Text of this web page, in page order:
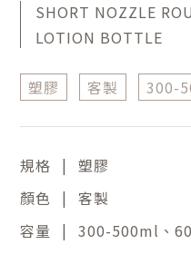
SHORT NOZZLE
LOTION BOTTLE
塑膠 客製 300-
規格 | 塑膠
顏色 | 客製
容量
| 300-500ml、